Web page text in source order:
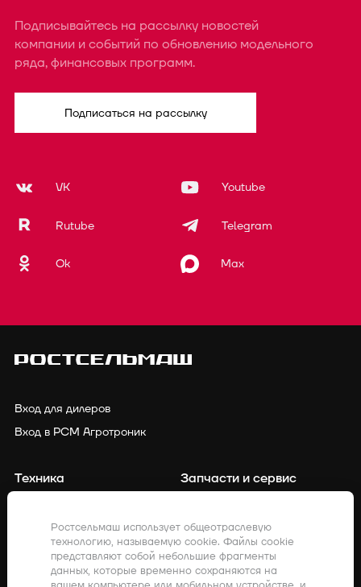
Подписывайтесь на рассылку новостей
компании и событий по обновлению модельного
ряда, финансовых программ.
Подписаться на рассылку
VK Youtube
Rutube Telegram
Ok Max
Вход для дилеров
Вход в РСМ Агротроник
Техника
Точное земледелие
Закупки
Запчасти и сервис
Клиенты о нас
Акции
Ростсельмаш использует общеотраслевую
технологию, называемую cookie. Файлы cookie
представляют собой небольшие фрагменты
данных, которые временно сохраняются на